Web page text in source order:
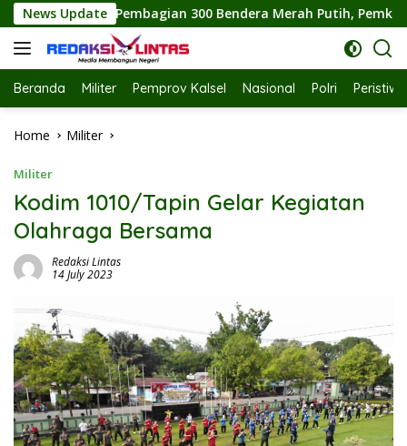
Skip
to
content
News Update
Bendera Merah Putih, Pemkab Labuhanbatu Semarakkan
Beranda Militer Pemprov Kalsel Nasional Polri
Home Militer
Militer
Kodim 1010/Tapin Gelar Kegiatan
Olahraga Bersama
Redaksi Lintas
14 July 2023